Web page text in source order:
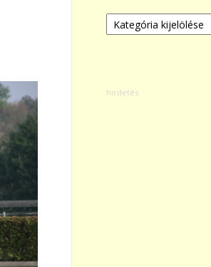
Kategóriák